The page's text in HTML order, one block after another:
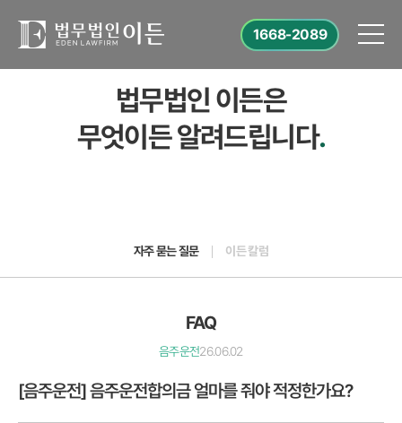
1668-2089
법무법인 이든은
무엇이든 알려드립니다.
자주 묻는 질문 이든 칼럼
FAQ
음주운전26.06.02
[음주운전] 음주운전합의금 얼마를 줘야 적정한가요?